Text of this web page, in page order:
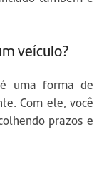
veículo?
uma forma de
Com ele, você
prazos e